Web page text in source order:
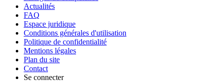
Actualités
FAQ
Espace juridique
Conditions générales d'utilisation
Politique de confidentialité
Mentions légales
Plan du site
Contact
Se connecter